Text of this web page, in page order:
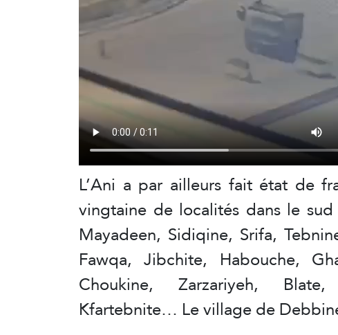
L’Ani a par ailleurs fait état de
vingtaine de localités dans le
Mayadeen, Sidiqine, Srifa,
Fawqa, Jibchite, Habouche,
Choukine, Zarzariyeh, Blate,
Kfartebnite… Le village de